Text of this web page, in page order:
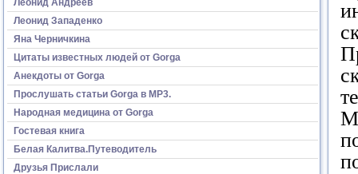
Леонид Западенко
Яна Черничкина
Цитаты известных людей от Gorga
Анекдоты от Gorga
Прослушать статьи Gorga в МР3.
Народная медицина от Gorga
Гостевая книга
Белая Калитва.Путеводитель
Друзья Прислали